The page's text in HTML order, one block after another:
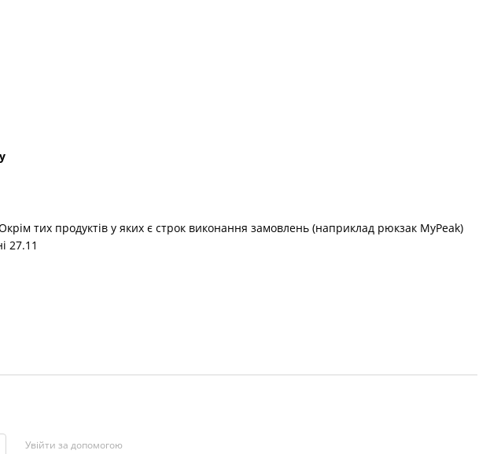
тих продуктів у яких є строк виконання замовлень (наприклад рюкзак MyPeak)
27.11
Увійти за допомогою